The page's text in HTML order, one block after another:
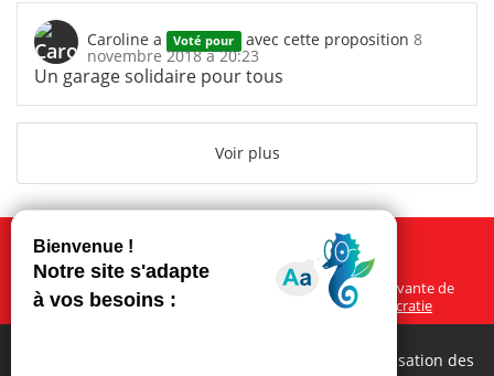
Caroline a Voté pour avec cette proposition 8
novembre 2018 à 20:23
Un garage solidaire pour tous
Voir plus
Cliquez sur « Tout accepter » pour consentir à l’utilisation des
À propos
Ce site participatif a été réalisé grâce à la plateforme innovante de
participationCap Collectif , selon les principes de ladémocratie